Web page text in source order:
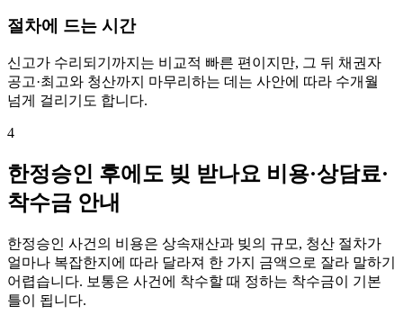
절차에 드는 시간
신고가 수리되기까지는 비교적 빠른 편이지만, 그 뒤 채권자
공고·최고와 청산까지 마무리하는 데는 사안에 따라 수개월
넘게 걸리기도 합니다.
4
한정승인 후에도 빚 받나요 비용·상담료·
착수금 안내
한정승인 사건의 비용은 상속재산과 빚의 규모, 청산 절차가
얼마나 복잡한지에 따라 달라져 한 가지 금액으로 잘라 말하기
어렵습니다. 보통은 사건에 착수할 때 정하는 착수금이 기본
틀이 됩니다.